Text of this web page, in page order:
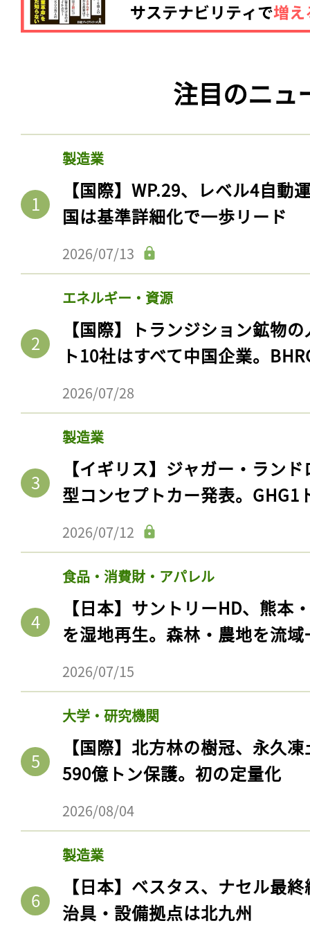
注目のニュ
製造業
【国際】WP.29、レベル4自動
国は基準詳細化で一歩リード
2026/07/13
エネルギー・資源
【国際】トランジション鉱物
ト10社はすべて中国企業。
2026/07/28
製造業
【イギリス】ジャガー・ラン
型コンセプトカー発表。GHG1
2026/07/12
食品・消費財・アパレル
【日本】サントリーHD、熊本
を湿地再生。森林・農地を流
2026/07/15
大学・研究機関
【国際】北方林の樹冠、永久
590億トン保護。初の定量化
2026/08/04
製造業
【日本】ベスタス、ナセル最
治具・設備拠点は北九州